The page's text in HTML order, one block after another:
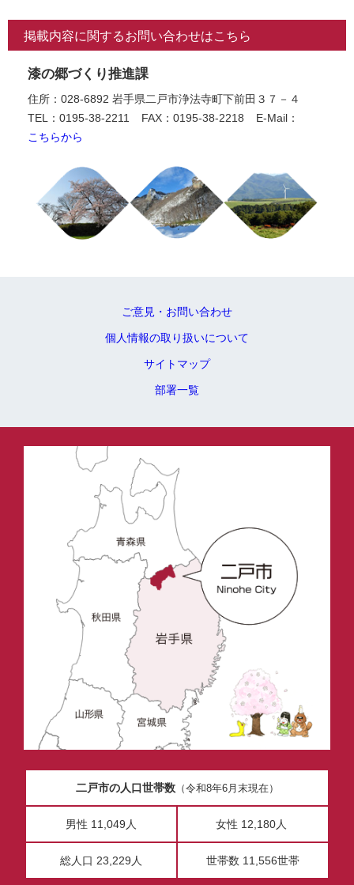
掲載内容に関するお問い合わせはこちら
漆の郷づくり推進課
住所：028-6892 岩手県二戸市浄法寺町下前田３７－４
TEL：0195-38-2211
FAX：0195-38-2218
E-Mail：
こちらから
ご意見・お問い合わせ
個人情報の取り扱いについて
サイトマップ
部署一覧
二戸市の人口世帯数（令和8年6月末現在）
男性 11,049人 女性 12,180人
総人口 23,229人 世帯数 11,556世帯